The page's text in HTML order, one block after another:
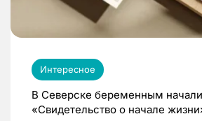
Интересное
В Северске беременным
«Свидетельство о начале